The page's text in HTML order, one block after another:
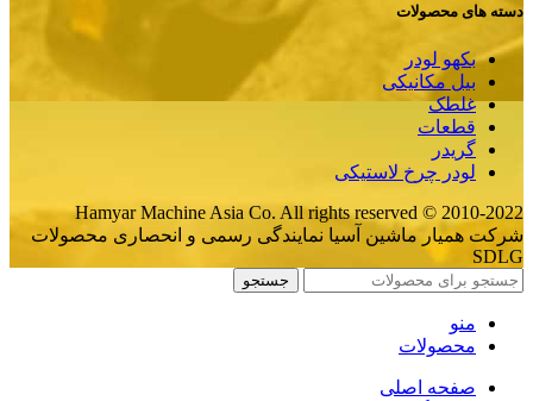
دسته های محصولات
بکهو لودر
بیل مکانیکی
غلطک
قطعات
گریدر
لودر چرخ لاستیکی
Hamyar Machine Asia Co. All rights reserved © 2010-2022
شرکت همیار ماشین آسیا نمایندگی رسمی و انحصاری محصولات
SDLG
جستجو
منو
محصولات
صفحه اصلی